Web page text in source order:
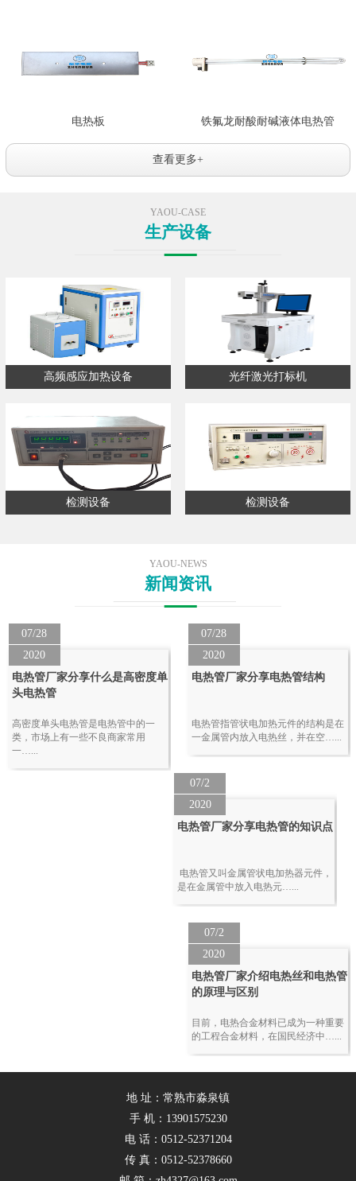
电热板 铁氟龙耐酸耐碱液体电热管
查看更多+
YAOU-CASE
生产设备
高频感应加热设备 光纤激光打标机
检测设备 检测设备
YAOU-NEWS
新闻资讯
07/28
2020
电热管厂家分享什么是高密度单
头电热管
高密度单头电热管是电热管中的一
类，市场上有一些不良商家常用
一…...
07/28
2020
电热管厂家分享电热管结构
电热管指管状电加热元件的结构是在
一金属管内放入电热丝，并在空…...
07/2
2020
电热管厂家分享电热管的知识点
电热管又叫金属管状电加热器元件，
是在金属管中放入电热元…...
07/2
2020
电热管厂家介绍电热丝和电热管
的原理与区别
目前，电热合金材料已成为一种重要
的工程合金材料，在国民经济中…...
地 址：常熟市淼泉镇
手 机：13901575230
电 话：0512-52371204
传 真：0512-52378660